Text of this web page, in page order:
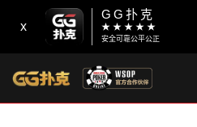
x
GG扑克
★ ★ ★ ★ ★
安全可靠公平公正